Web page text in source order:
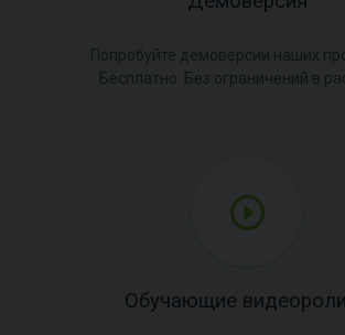
Обучающие